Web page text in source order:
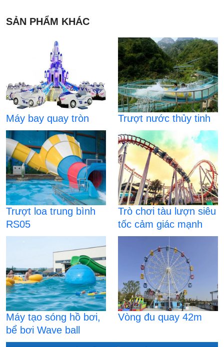
SẢN PHẨM KHÁC
Máy bay quay tròn Trượt nước thủy tinh
Trượt loa trung bình
RS05
Trò chơi tàu lượn siêu
tốc cảm giác mạnh
Máy tạo sóng hồ bơi,
bể bơi Wave ball
Vòng đu quay 42m